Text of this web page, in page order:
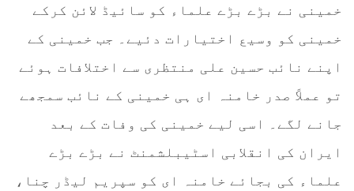
خمینی نے بڑے بڑے علماء کو سائیڈ لائن کرکے
خمینی کو وسیع اختیارات دئیے۔ جب خمینی کے
اپنے نائب حسین علی منتظری سے اختلافات ہوئے
تو عملاً صدر خامنہ ای ہی خمینی کے نائب سمجھے
جانے لگے۔ اسی لیے خمینی کی وفات کے بعد
ایران کی انقلابی اسٹیبلشمنٹ نے بڑے بڑے
علماء کی بجائے خامنہ ای کو سپریم لیڈر چنا،